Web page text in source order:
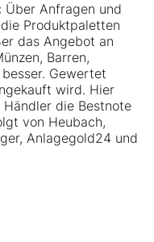
Über Anfragen und
Produktpaletten
das Angebot an
Barren,
Gewertet
wird. Hier
die Bestnote
von Heubach,
Anlagegold24 und